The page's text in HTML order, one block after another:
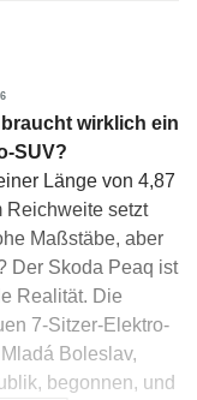
wirklich ein
SUV?
Länge von 4,87
Reichweite setzt
Maßstäbe, aber
Der Skoda Peaq ist
Realität. Die
7-Sitzer-Elektro-
Boleslav,
begonnen, und